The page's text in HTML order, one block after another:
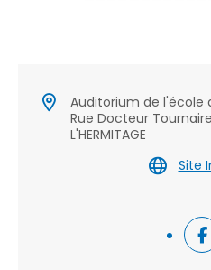
Auditorium de l'école
Rue Docteur
L'HERMITAGE
Site